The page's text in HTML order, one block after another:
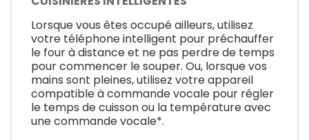
Lorsque vous êtes occupé ailleurs, utilisez
votre téléphone intelligent pour préchauffer
le four à distance et ne pas perdre de temps
pour commencer le souper. Ou, lorsque vos
mains sont pleines, utilisez votre appareil
compatible à commande vocale pour régler
le temps de cuisson ou la température avec
une commande vocale*.